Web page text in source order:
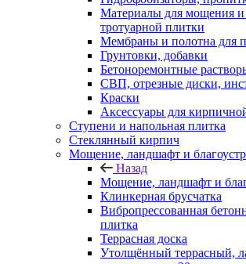
Материалы для мощения и
тротуарной плитки
Мембраны и полотна для
Грунтовки, добавки
Бетоноремонтные
СВП, отрезные диски,
Краски
Аксессуары для
Ступени и напольная плитка
Cтеклянный кирпич
Мощение, ландшафт и
Назад
Мощение, ландшафт и
Клинкерная брусчатка
Вибропрессованная
плитка
Террасная доска
Утолщённый террасный,